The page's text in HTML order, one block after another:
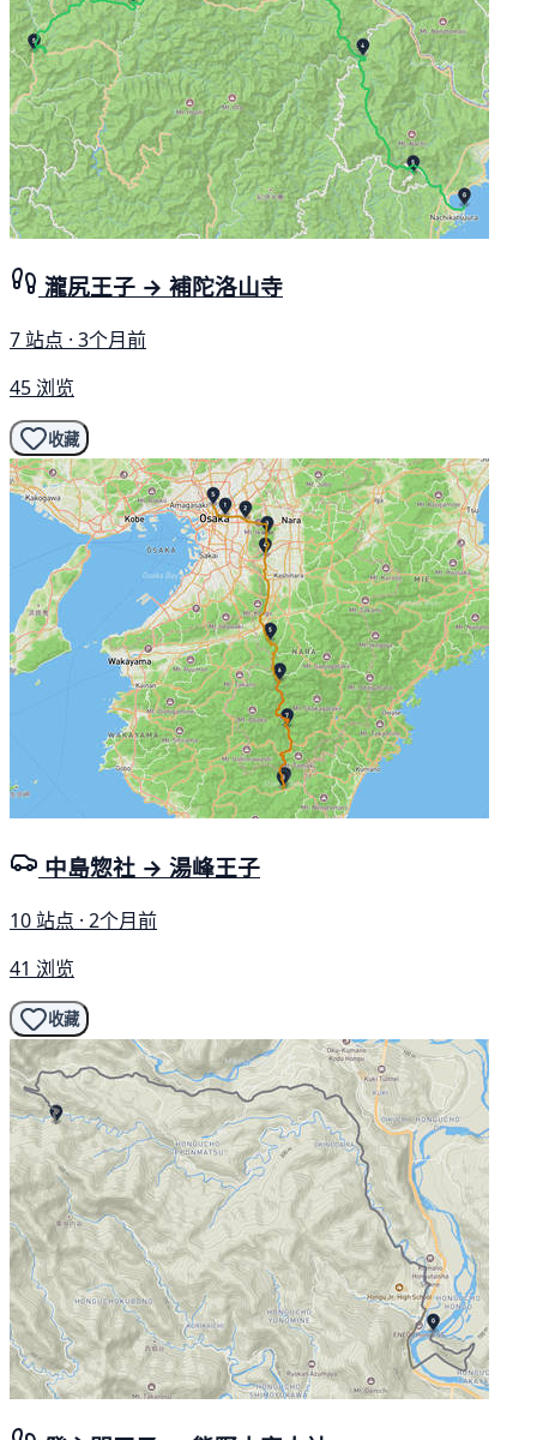
瀧尻王子 → 補陀洛山寺
7 站点 · 3个月前
45 浏览
收藏
中島惣社 → 湯峰王子
10 站点 · 2个月前
41 浏览
收藏